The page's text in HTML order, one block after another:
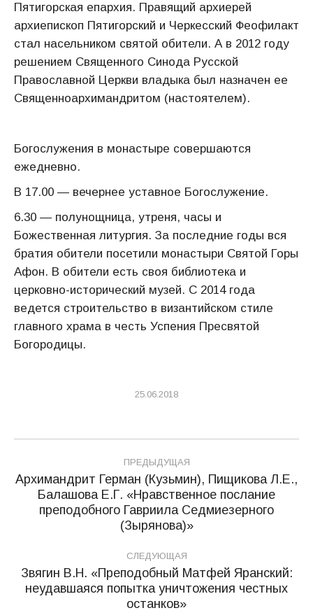
Пятигорская епархия. Правящий архиерей
архиепископ Пятигорский и Черкесский Феофилакт
стал насельником святой обители. А в 2012 году
решением Священного Синода Русской
Православной Церкви владыка был назначен ее
Священноархимандритом (настоятелем).
Богослужения в монастыре совершаются
ежедневно.
В 17.00 — вечернее уставное Богослужение.
6.30 — полунощница, утреня, часы и
Божественная литургия. За последние годы вся
братия обители посетили монастыри Святой Горы
Афон. В обители есть своя библиотека и
церковно-исторический музей. С 2014 года
ведется строительство в византийском стиле
главного храма в честь Успения Пресвятой
Богородицы.
25.06.2018
Навигация
по
записям
ПРЕДЫДУЩАЯ
Предыдущая
запись:
Архимандрит Герман (Кузьмин), Пищикова Л.Е.,
Балашова Е.Г. «Нравственное послание
преподобного Гавриила Седмиезерного
(Зырянова)»
СЛЕДУЮЩАЯ
Следующая
запись:
Звягин В.Н. «Преподобный Матфей Яранский:
неудавшаяся попытка уничтожения честных
останков»